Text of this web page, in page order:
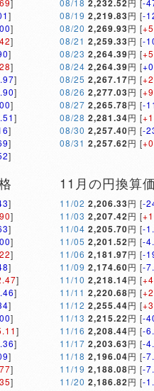
]
]
]
]
]
]
]
]
]
]
]
]
]
08/18 2,232.52円 [-
08/19 2,219.83円 [-
08/20 2,269.93円 [
08/21 2,259.33円 [-
08/23 2,264.39円 [
08/24 2,264.39円 [
08/25 2,267.17円 [
08/26 2,277.03円 [
08/27 2,265.78円 [-
08/28 2,281.34円 [
08/30 2,257.40円 [-
08/31 2,257.62円 [
]
]
]
]
]
]
]
]
]
]
]
]
]
]
]
11月の円換算
11/02 2,206.33円 [-
11/03 2,207.42円 [
11/04 2,205.70円 [-
11/05 2,201.52円 [-
11/06 2,181.97円 [-
11/09 2,174.60円 [-
11/10 2,218.14円 [
11/11 2,220.68円 [
11/12 2,255.44円 [
11/13 2,215.22円 [-
11/16 2,208.44円 [-
11/17 2,203.63円 [-
11/18 2,196.04円 [-
11/19 2,188.08円 [-
11/20 2,186.82円 [-